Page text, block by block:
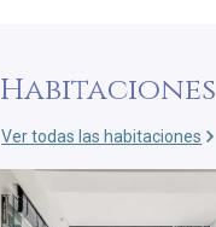
Habitaciones
Ver todas las habitaciones